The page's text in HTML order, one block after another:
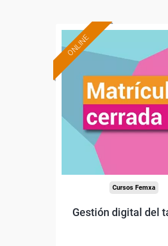
ONLINE
Cursos Femxa
Gestión digital del